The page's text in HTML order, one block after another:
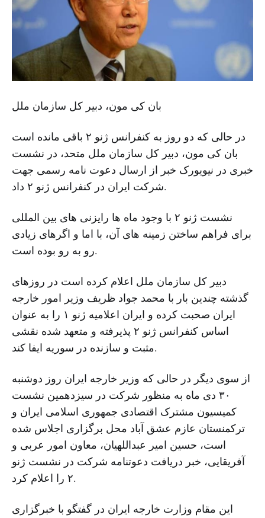
بان کی مون، دبیر کل سازمان ملل
در حالی که دو روز به کنفرانس ژنو ۲ باقی مانده است
بان کی مون، دبیر کل سازمان ملل متحد، در نشست
خبری در نیویورک خبر از ارسال دعوت نامه رسمی جهت
شرکت ایران در کنفرانس ژنو ۲ داد.
نشست ژنو ۲ با وجود ماه‌ ها رایزنی ‌های بین ‌المللی
برای فراهم ساختن زمینه ‌های آن، با اما و اگرهای زیادی
رو به‌ رو بوده است.
دبیر کل سازمان ملل اعلام کرده است در روزهای
گذشته چندین بار با محمد جواد ظریف وزیر امور خارجه
ایران صحبت کرده و ایران اعلامیه ژنو ١ را به عنوان
اساس کنفرانس ژنو ٢ پذیرفته و متعهد شده نقشی
مثبت و سازنده در سوریه ایفا کند.
از سوی دیگر در حالی که وزیر خارجه ایران روز دوشنبه
۳۰ دی ماه به منظور شرکت در سیزدهمین نشست
کمیسیون مشترک اقتصادی جمهوری اسلامی ایران و
ترکمنستان عازم عشق آباد محل برگزاری اجلاس شده
است، حسین امیر عبداللهیان، معاون امور عربی و
آفریقایی، خبر دریافت دعوتنامه شرکت در نشست ژنو
۲ را اعلام کرد.
این مقام وزارت خارجه ایران در گفتگو با خبرگزاری